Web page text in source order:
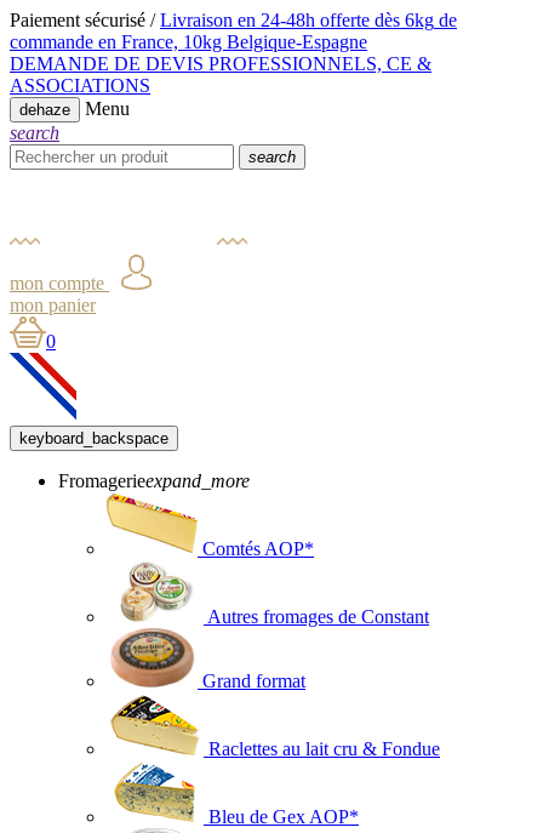
Paiement sécurisé / Livraison en 24-48h offerte dès 6kg de
commande en France, 10kg Belgique-Espagne
DEMANDE DE DEVIS PROFESSIONNELS, CE &
ASSOCIATIONS
dehaze
Menu
search
search
mon compte
mon panier
0
keyboard_backspace
Fromagerieexpand_more
Comtés AOP*
Autres fromages de Constant
Grand format
Raclettes au lait cru & Fondue
Bleu de Gex AOP*